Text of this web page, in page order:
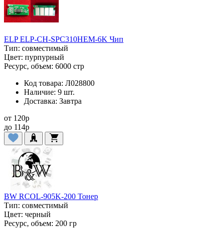
ELP ELP-CH-SPC310HEM-6K Чип
Тип: совместимый
Цвет: пурпурный
Ресурс, объем: 6000 стр
Код товара: Л028800
Наличие: 9 шт.
Доставка: Завтра
от 120p
до 114p
BW RCOL-905K-200 Тонер
Тип: совместимый
Цвет: черный
Ресурс, объем: 200 гр